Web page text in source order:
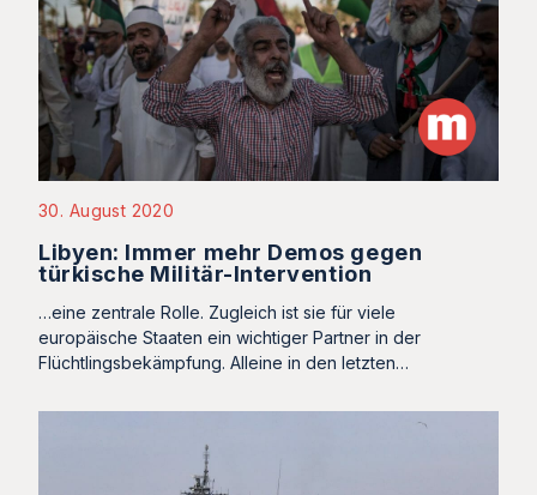
30. August 2020
Libyen: Immer mehr Demos gegen
türkische Militär-Intervention
…eine zentrale Rolle. Zugleich ist sie für viele
europäische Staaten ein wichtiger Partner in der
Flüchtlingsbekämpfung. Alleine in den letzten…